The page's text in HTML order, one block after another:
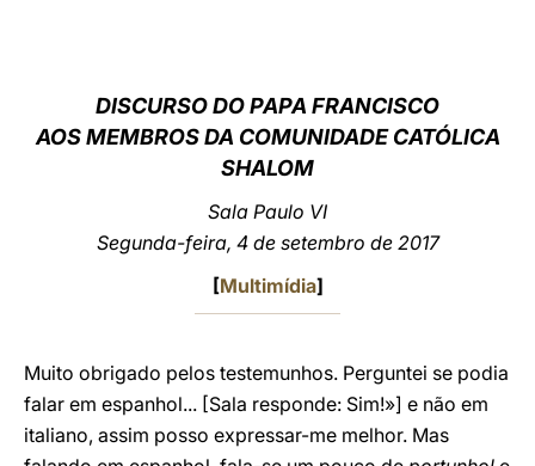
中文
DISCURSO DO PAPA FRANCISCO
AOS MEMBROS DA COMUNIDADE CATÓLICA
SHALOM
Sala Paulo VI
Segunda-feira, 4 de setembro de 2017
[Multimídia]
Muito obrigado pelos testemunhos. Perguntei se podia
falar em espanhol... [Sala responde: Sim!»] e não em
italiano, assim posso expressar-me melhor. Mas